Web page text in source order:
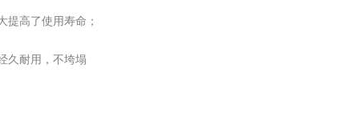
提高了使用寿命；
久耐用，不垮塌